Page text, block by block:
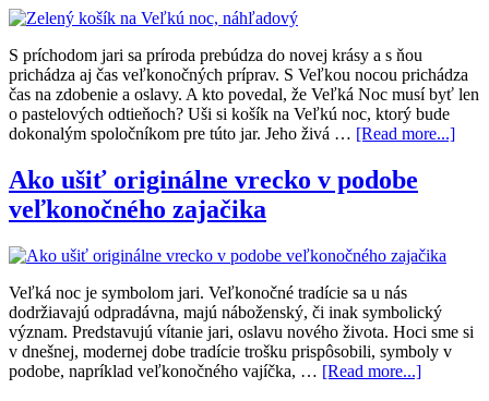
S príchodom jari sa príroda prebúdza do novej krásy a s ňou
prichádza aj čas veľkonočných príprav. S Veľkou nocou prichádza
čas na zdobenie a oslavy. A kto povedal, že Veľká Noc musí byť len
o pastelových odtieňoch? Uši si košík na Veľkú noc, ktorý bude
dokonalým spoločníkom pre túto jar. Jeho živá … [Read more...]
Ako ušiť originálne vrecko v podobe
veľkonočného zajačika
Veľká noc je symbolom jari. Veľkonočné tradície sa u nás
dodržiavajú odpradávna, majú náboženský, či inak symbolický
význam. Predstavujú vítanie jari, oslavu nového života. Hoci sme si
v dnešnej, modernej dobe tradície trošku prispôsobili, symboly v
podobe, napríklad veľkonočného vajíčka, … [Read more...]